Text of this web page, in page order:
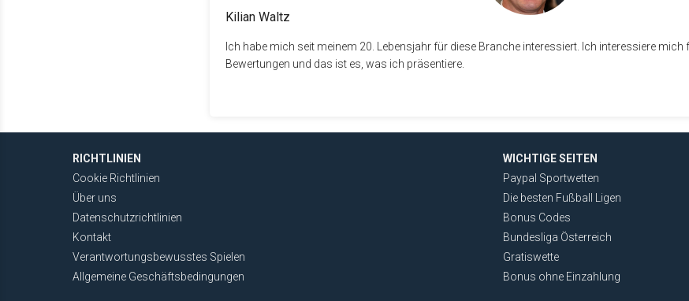
Kilian Waltz
Ich habe mich seit meinem 20. Lebensjahr für diese Branche interessiert. Ich interessiere mich
Bewertungen und das ist es, was ich präsentiere.
RICHTLINIEN
Cookie Richtlinien
Über uns
Datenschutzrichtlinien
Kontakt
Verantwortungsbewusstes Spielen
Allgemeine Geschäftsbedingungen
WICHTIGE SEITEN
Paypal Sportwetten
Die besten Fußball Ligen
Bonus Codes
Bundesliga Österreich
Gratiswette
Bonus ohne Einzahlung